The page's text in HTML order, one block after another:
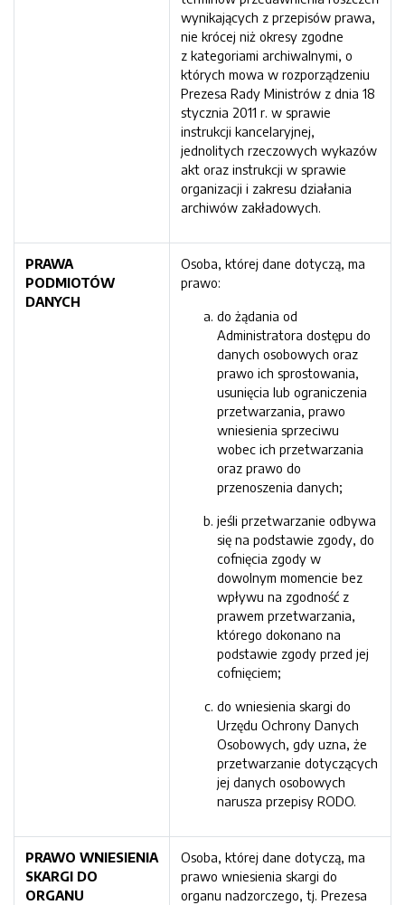
wynikających z przepisów prawa,
nie krócej niż okresy zgodne
z kategoriami archiwalnymi, o
których mowa w rozporządzeniu
Prezesa Rady Ministrów z dnia 18
stycznia 2011 r. w sprawie
instrukcji kancelaryjnej,
jednolitych rzeczowych wykazów
akt oraz instrukcji w sprawie
organizacji i zakresu działania
archiwów zakładowych.
PRAWA
PODMIOTÓW
DANYCH
Osoba, której dane dotyczą, ma
prawo:
do żądania od
Administratora dostępu do
danych osobowych oraz
prawo ich sprostowania,
usunięcia lub ograniczenia
przetwarzania, prawo
wniesienia sprzeciwu
wobec ich przetwarzania
oraz prawo do
przenoszenia danych;
jeśli przetwarzanie odbywa
się na podstawie zgody, do
cofnięcia zgody w
dowolnym momencie bez
wpływu na zgodność z
prawem przetwarzania,
którego dokonano na
podstawie zgody przed jej
cofnięciem;
do wniesienia skargi do
Urzędu Ochrony Danych
Osobowych, gdy uzna, że
przetwarzanie dotyczących
jej danych osobowych
narusza przepisy RODO.
PRAWO WNIESIENIA
SKARGI DO
ORGANU
Osoba, której dane dotyczą, ma
prawo wniesienia skargi do
organu nadzorczego, tj. Prezesa